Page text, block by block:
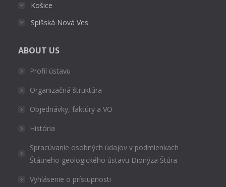
Košice
Spišská Nová Ves
ABOUT US
Profil ústavu
Organizačná štruktúra
Objednávky, faktúry a VO
História
Spracúvanie osobných údajov v podmienkach
Štátneho geologického ústavu Dionýza Štúra
Vyhlásenie o prístupnosti